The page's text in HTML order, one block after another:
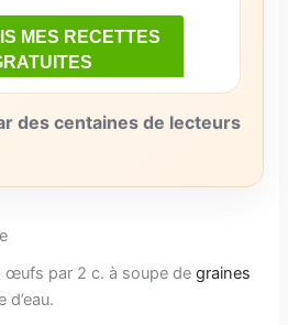
des centaines de lecteurs
œufs par 2 c. à soupe degraines
d’eau.